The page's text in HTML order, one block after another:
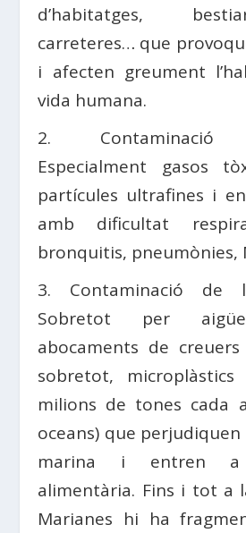
d’habitatges,
carreteres… que
i afecten greument
vida humana.
2. Contaminació
Especialment gasos
partícules ultrafines i
amb dificultat
bronquitis, pneumònies,
3. Contaminació de
Sobretot per
abocaments de
sobretot,
milions de tones cada
oceans) que
marina i entren a
alimentària. Fins i tot a
Marianes hi ha